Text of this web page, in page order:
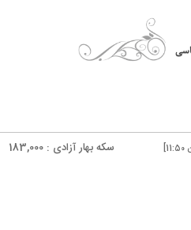
سکه بهار آزادی : 183,000 [زمان 11:50]